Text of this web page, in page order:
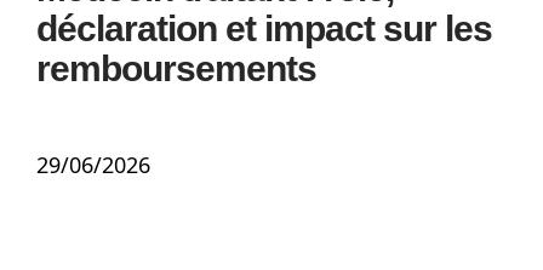
déclaration et impact sur les
remboursements
29/06/2026